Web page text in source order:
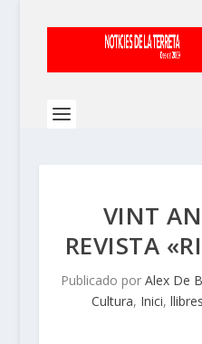
VINT
REVISTA
Publicado porAlex De
Cultura, Inici, llibres